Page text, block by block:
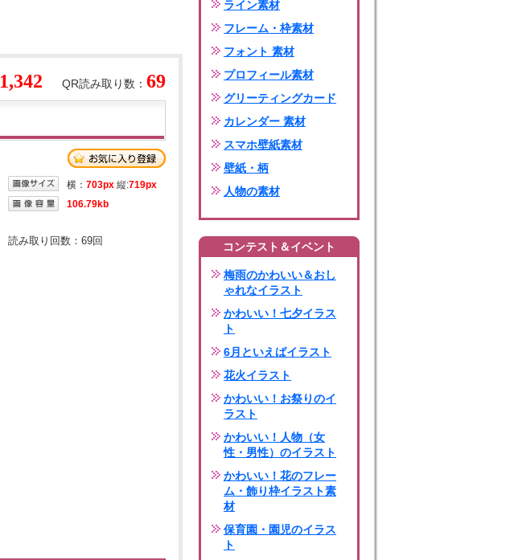
QR読み取り数： 69
1,342
横： 703px 縦:719px
106.79kb
読み取り回数： 69回
ライン素材
フレーム・枠素材
フォント 素材
プロフィール素材
グリーティングカード
カレンダー 素材
スマホ壁紙素材
壁紙・柄
人物の素材
コンテスト＆イベント
梅雨のかわいい＆おし
ゃれなイラスト
かわいい！七夕イラス
ト
6月といえばイラスト
花火イラスト
かわいい！お祭りのイ
ラスト
かわいい！人物（女
性・男性）のイラスト
かわいい！花のフレー
ム・飾り枠イラスト素
材
保育園・園児のイラス
ト